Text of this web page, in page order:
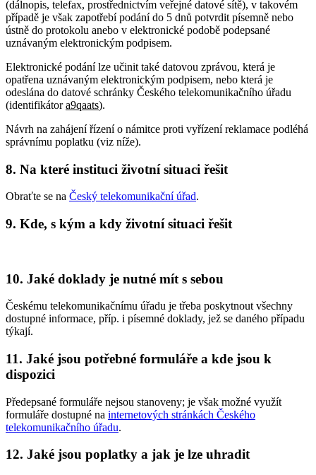
(dálnopis, telefax, prostřednictvím veřejné datové sítě), v takovém
případě je však zapotřebí podání do 5 dnů potvrdit písemně nebo
ústně do protokolu anebo v elektronické podobě podepsané
uznávaným elektronickým podpisem.
Elektronické podání lze učinit také datovou zprávou, která je
opatřena uznávaným elektronickým podpisem, nebo která je
odeslána do datové schránky Českého telekomunikačního úřadu
(identifikátora9qaats).
Návrh na zahájení řízení o námitce proti vyřízení reklamace podléhá
správnímu poplatku (viz níže).
8. Na které instituci životní situaci řešit
Obraťte se na Český telekomunikační úřad.
9. Kde, s kým a kdy životní situaci řešit
10. Jaké doklady je nutné mít s sebou
Českému telekomunikačnímu úřadu je třeba poskytnout všechny
dostupné informace, příp. i písemné doklady, jež se daného případu
týkají.
11. Jaké jsou potřebné formuláře a kde jsou k
dispozici
Předepsané formuláře nejsou stanoveny; je však možné využít
formuláře dostupné na internetových stránkách Českého
telekomunikačního úřadu.
12. Jaké jsou poplatky a jak je lze uhradit